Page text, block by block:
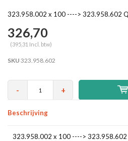
323.958.002 x 100 ----> 323.958.602
326,70
(395,31 Incl. btw)
SKU 323.958.602
- +
Beschrijving
323.958.002 x 100 ---->